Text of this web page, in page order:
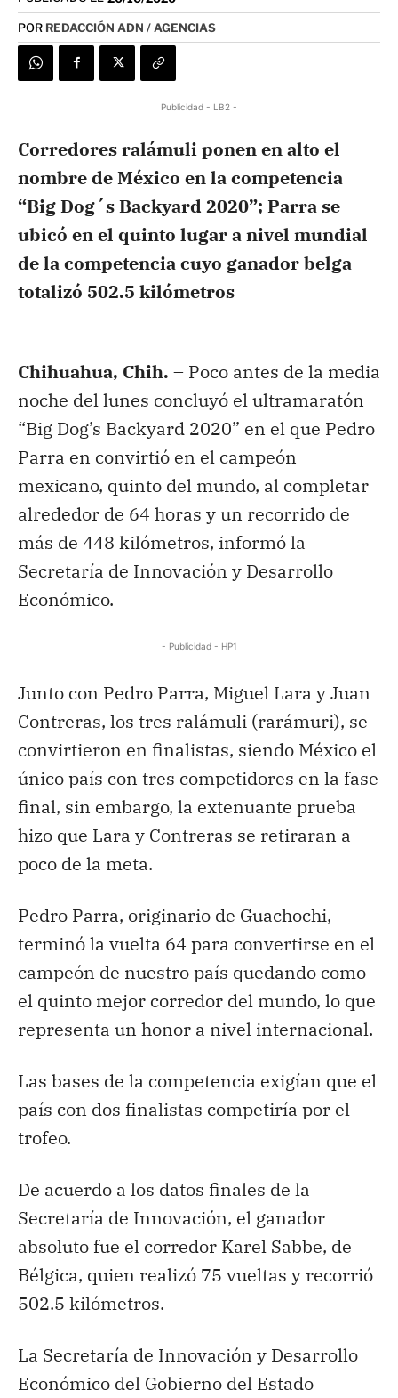
POR REDACCIÓN ADN / AGENCIAS
Publicidad - LB2 -
Corredores ralámuli ponen en alto el
nombre de México en la competencia
“Big Dog´s Backyard 2020”; Parra se
ubicó en el quinto lugar a nivel mundial
de la competencia cuyo ganador belga
totalizó 502.5 kilómetros
Chihuahua, Chih. – Poco antes de la media
noche del lunes concluyó el ultramaratón
“Big Dog’s Backyard 2020” en el que Pedro
Parra en convirtió en el campeón
mexicano, quinto del mundo, al completar
alrededor de 64 horas y un recorrido de
más de 448 kilómetros, informó la
Secretaría de Innovación y Desarrollo
Económico.
- Publicidad - HP1
Junto con Pedro Parra, Miguel Lara y Juan
Contreras, los tres ralámuli (rarámuri), se
convirtieron en finalistas, siendo México el
único país con tres competidores en la fase
final, sin embargo, la extenuante prueba
hizo que Lara y Contreras se retiraran a
poco de la meta.
Pedro Parra, originario de Guachochi,
terminó la vuelta 64 para convertirse en el
campeón de nuestro país quedando como
el quinto mejor corredor del mundo, lo que
representa un honor a nivel internacional.
Las bases de la competencia exigían que el
país con dos finalistas competiría por el
trofeo.
De acuerdo a los datos finales de la
Secretaría de Innovación, el ganador
absoluto fue el corredor Karel Sabbe, de
Bélgica, quien realizó 75 vueltas y recorrió
502.5 kilómetros.
La Secretaría de Innovación y Desarrollo
Económico del Gobierno del Estado